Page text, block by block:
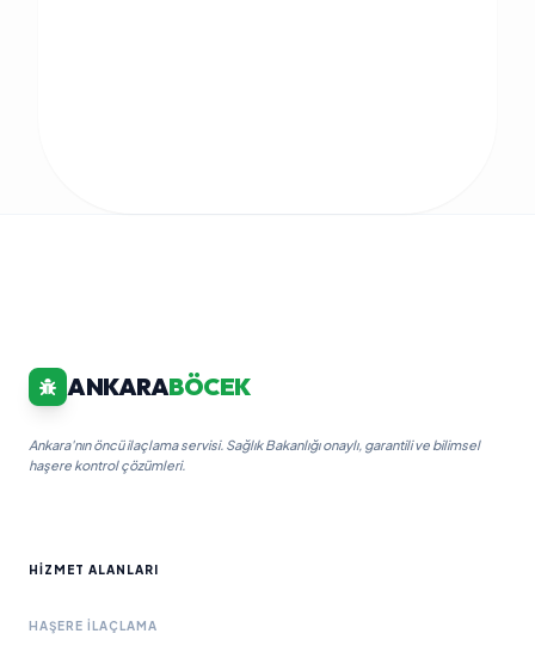
ANKARABÖCEK
Ankara'nın öncü ilaçlama servisi. Sağlık Bakanlığı onaylı, garantili ve bilimsel
haşere kontrol çözümleri.
HIZMET ALANLARI
HAŞERE İLAÇLAMA